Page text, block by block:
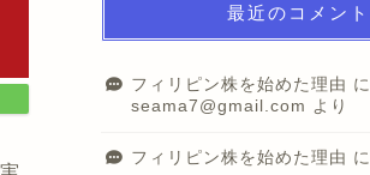
最近のコメント
フィリピン株を始めた理由 に
seama7@gmail.com より
フィリピン株を始めた理由 に